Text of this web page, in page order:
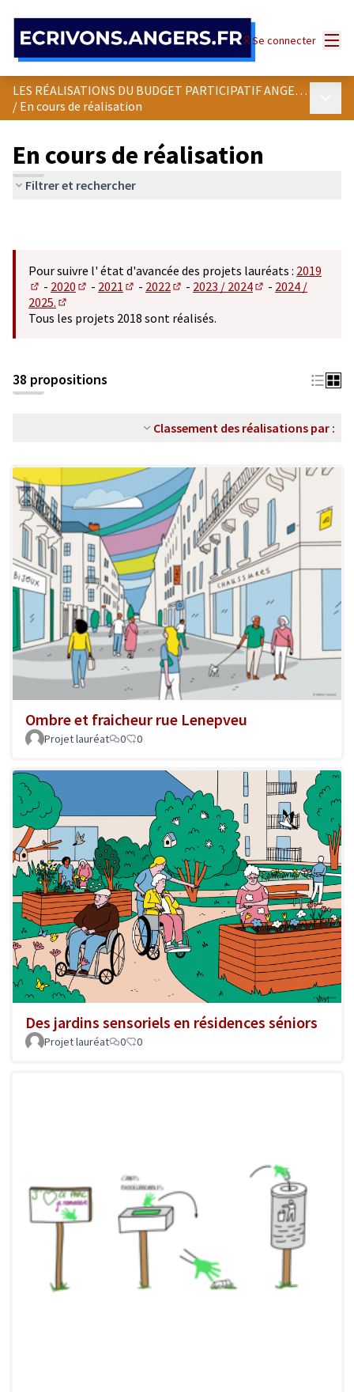
Se connecter
LES RÉALISATIONS DU BUDGET PARTICIPATIF ANGEVIN
/ En cours de réalisation
En cours de réalisation
Filtrer et rechercher
Pour suivre l' état d'avancée des projets lauréats : 2019
(S'ouvre dans un nouvel onglet)
- 2020
(S'ouvre dans un nouvel onglet)
- 2021
(S'ouvre dans un nouvel onglet)
- 2022
(S'ouvre dans un nouvel onglet)
- 2023 / 2024
(S'ouvre dans un
- 2024 /
2025.
(S'ouvre dans un nouvel onglet)
Tous les projets 2018 sont réalisés.
38 propositions
Classement des réalisations par :
Ombre et fraicheur rue Lenepveu
Projet lauréat 0 0
Des jardins sensoriels en résidences séniors
Projet lauréat 0 0